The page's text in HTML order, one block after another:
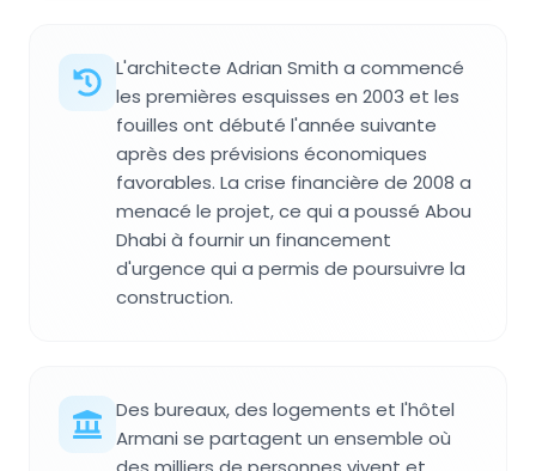
L'architecte Adrian Smith a commencé
les premières esquisses en 2003 et les
fouilles ont débuté l'année suivante
après des prévisions économiques
favorables. La crise financière de 2008 a
menacé le projet, ce qui a poussé Abou
Dhabi à fournir un financement
d'urgence qui a permis de poursuivre la
construction.
Des bureaux, des logements et l'hôtel
Armani se partagent un ensemble où